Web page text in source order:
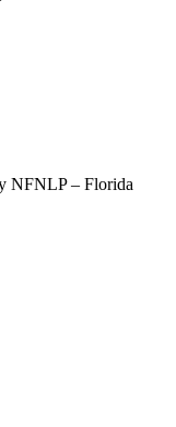
NFNLP – Florida